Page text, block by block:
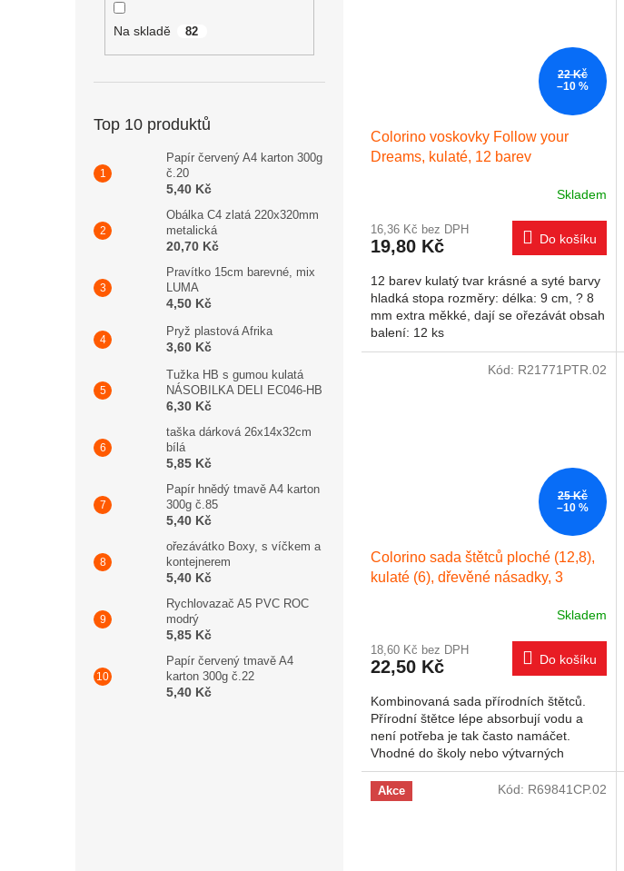
Na skladě 82
Top 10 produktů
Papír červený A4 karton 300g
č.20
5,40 Kč
Obálka C4 zlatá 220x320mm
metalická
20,70 Kč
Pravítko 15cm barevné, mix
LUMA
4,50 Kč
Pryž plastová Afrika
3,60 Kč
Tužka HB s gumou kulatá
NÁSOBILKA DELI EC046-HB
6,30 Kč
taška dárková 26x14x32cm
bílá
5,85 Kč
Papír hnědý tmavě A4 karton
300g č.85
5,40 Kč
ořezávátko Boxy, s víčkem a
kontejnerem
5,40 Kč
Rychlovazač A5 PVC ROC
modrý
5,85 Kč
Papír červený tmavě A4
karton 300g č.22
5,40 Kč
22 Kč
–10 %
Colorino voskovky Follow your
Dreams, kulaté, 12 barev
Skladem
16,36 Kč bez DPH
19,80 Kč Do košíku
12 barev kulatý tvar krásné a syté barvy
hladká stopa rozměry: délka: 9 cm, ? 8
mm extra měkké, dají se ořezávát obsah
balení: 12 ks
25 Kč
–10 %
Colorino sada štětců ploché (12,8),
kulaté (6), dřevěné násadky, 3
Skladem
18,60 Kč bez DPH
22,50 Kč Do košíku
Kombinovaná sada přírodních štětců.
Přírodní štětce lépe absorbují vodu a
není potřeba je tak často namáčet.
Vhodné do školy nebo výtvarných
kroužků. ideální pro akvarelové...
Kód: R21771PTR.02
Akce Kód: R69841CP.02